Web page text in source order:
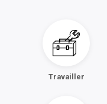
Travailler